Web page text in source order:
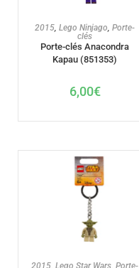
AJOUTER AU PANIER
2015, Lego Ninjago, Porte-
clés
Porte-clés Anacondra
Kapau (851353)
6,00€
AJOUTER AU PANIER
2015, Lego Star Wars, Porte-